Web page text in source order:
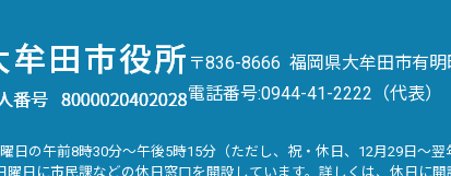
〒836-8666 福岡県大牟田市有
電話番号:0944-41-2222（代表）
日の午前8時30分～午後5時15分（ただし、祝・休日、12月29日～翌
日に市民課などの休日窓口を開設しています。詳しくは、 休日に開